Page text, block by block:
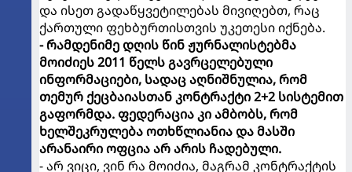
და ისეთ გადაწყვეტილებას მივიღებთ, რაც
ქართული ფეხბურთისთვის უკეთესი იქნება.
- რამდენიმე დღის წინ ჟურნალისტებმა
მოიძიეს 2011 წელს გავრცელებული
ინფორმაციები, სადაც აღნიშნულია, რომ
თემურ ქეცბაიასთან კონტრაქტი 2+2 სისტემით
გაფორმდა. ფედერაცია კი ამბობს, რომ
ხელშეკრულება ოთხწლიანია და მასში
არანაირი ოფცია არ არის ჩადებული.
- არ ვიცი, ვინ რა მოიძია, მაგრამ კონტრაქტის